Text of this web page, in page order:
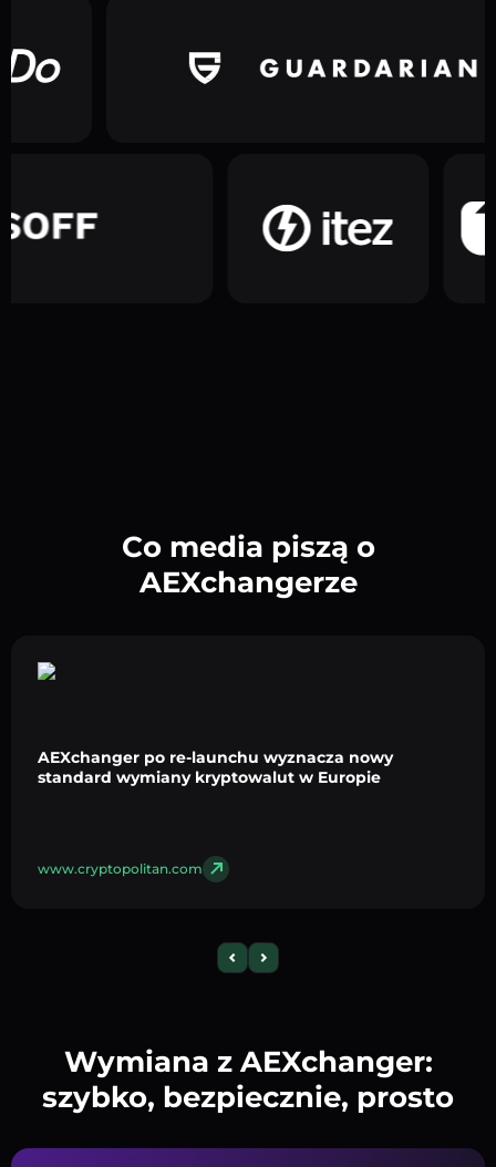
Co media piszą o
AEXchangerze
AEXchanger po re-launchu wyznacza nowy
standard wymiany kryptowalut w Europie
www.cryptopolitan.com
Wymiana z AEXchanger:
szybko, bezpiecznie, prosto